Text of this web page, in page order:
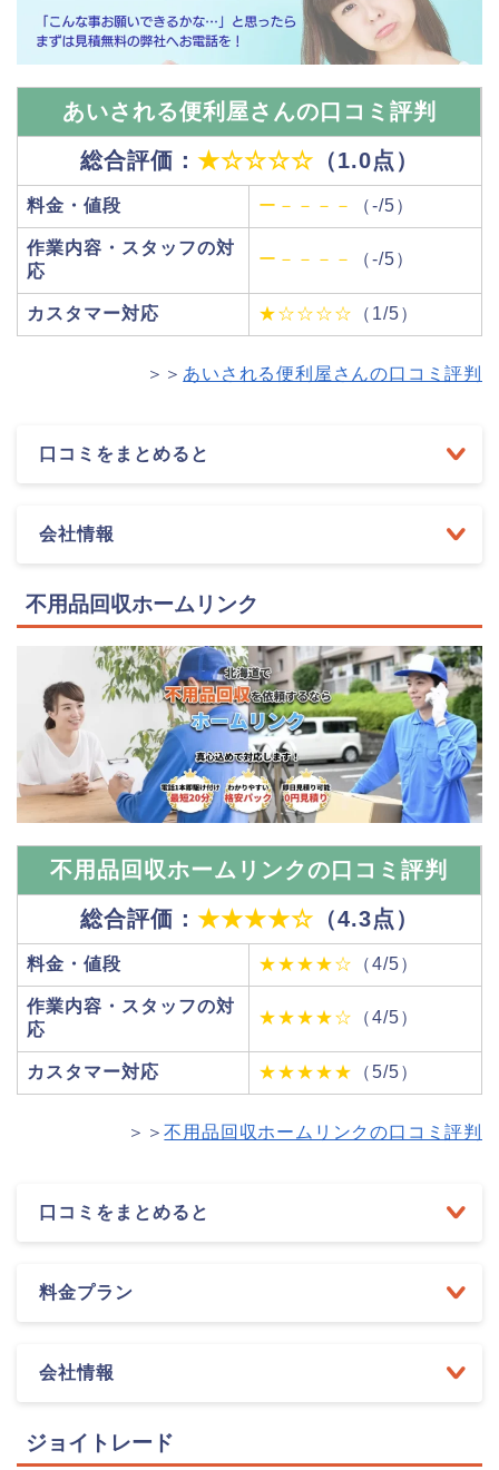
あいされる便利屋さんの口コミ評判
総合評価： ★☆☆☆☆ （1.0点）
料金・値段 ー－－－－ （-/5）
作業内容・スタッフの対
応
ー－－－－ （-/5）
カスタマー対応 ★☆☆☆☆ （1/5）
＞＞ あいされる便利屋さんの口コミ評判
口コミをまとめると
会社情報
不用品回収ホームリンク
不用品回収ホームリンクの口コミ評判
総合評価： ★★★★☆ （4.3点）
料金・値段 ★★★★☆ （4/5）
作業内容・スタッフの対
応
★★★★☆ （4/5）
カスタマー対応 ★★★★★ （5/5）
＞＞不用品回収ホームリンクの口コミ評判
口コミをまとめると
料金プラン
会社情報
ジョイトレード